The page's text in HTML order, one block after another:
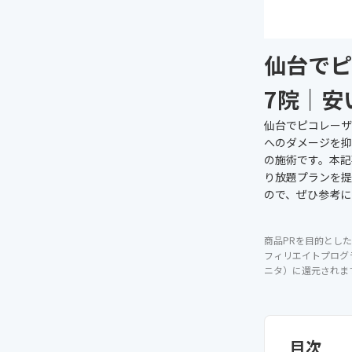
仙台で
7院｜安
仙台でピコレー
へのダメージを
の施術です。本
り放題プランを
ので、ぜひ参考
商品PRを目的とし
フィリエイトプロ
ニタ）に還元されま
目次